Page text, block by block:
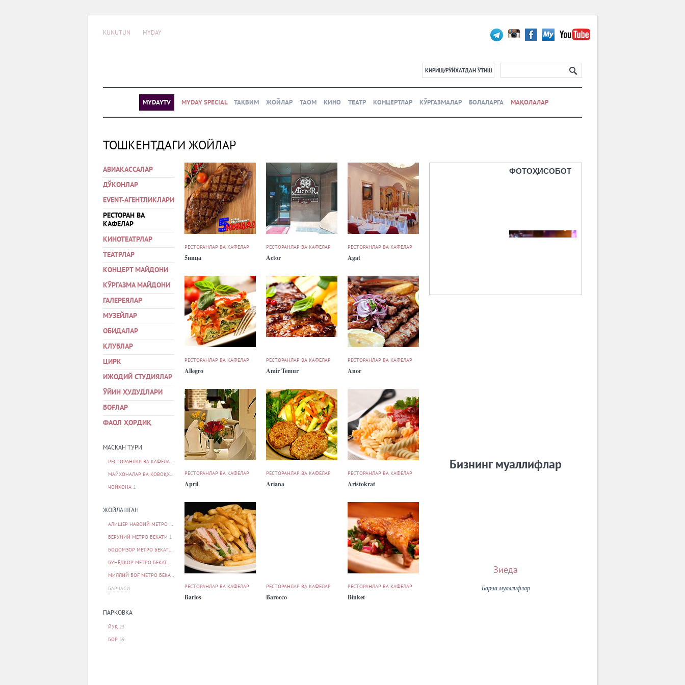
KUNUTUN MYDAY
КИРИШ/РЎЙХАТДАН ЎТИШ
MYDAYTV MYDAY SPECIAL ТАҚВИМ ЖОЙЛАР ТАОМ КИНО ТЕАТР КОНЦЕРТЛАР КЎРГАЗМАЛАР БОЛАЛАРГА МАҚОЛАЛАР
ТОШКЕНТДАГИ ЖОЙЛАР
АВИАКАССАЛАР
ДЎКОНЛАР
EVENT-АГЕНТЛИКЛАРИ
РЕСТОРАН ВА
КАФЕЛАР
КИНОТЕАТРЛАР
ТЕАТРЛАР
КОНЦЕРТ МАЙДОНИ
КЎРГАЗМА МАЙДОНИ
ГАЛЕРЕЯЛАР
МУЗЕЙЛАР
ОБИДАЛАР
КЛУБЛАР
ЦИРК
ИЖОДИЙ СТУДИЯЛАР
ЎЙИН ҲУДУДЛАРИ
БОҒЛАР
ФАОЛ ҲОРДИҚ
МАСКАН ТУРИ
РЕСТОРАНЛАР ВА КАФЕЛАР
МАЙХОНАЛАР ВА ҚОВОҚХОНАЛАР 1
ЧОЙХОНА 1
ЖОЙЛАШГАН
АЛИШЕР НАВОИЙ МЕТРО БЕКАТИ 1
БЕРУНИЙ МЕТРО БЕКАТИ 1
БОДОМЗОР МЕТРО БЕКАТИ
БУНЁДКОР МЕТРО БЕКАТИ
МИЛЛИЙ БОҒ МЕТРО БЕКАТИ
БАРЧАСИ
ПАРКОВКА
ЙУҚ 23
БОР 59
РЕСТОРАНЛАР ВА КАФЕЛАР
5ница
РЕСТОРАНЛАР ВА КАФЕЛАР
Actor
РЕСТОРАНЛАР ВА КАФЕЛАР
Agat
РЕСТОРАНЛАР ВА КАФЕЛАР
Allegro
РЕСТОРАНЛАР ВА КАФЕЛАР
Amir Temur
РЕСТОРАНЛАР ВА КАФЕЛАР
Anor
РЕСТОРАНЛАР ВА КАФЕЛАР
April
РЕСТОРАНЛАР ВА КАФЕЛАР
Ariana
РЕСТОРАНЛАР ВА КАФЕЛАР
Aristokrat
РЕСТОРАНЛАР ВА КАФЕЛАР
Barlos
РЕСТОРАНЛАР ВА КАФЕЛАР
Barocco
РЕСТОРАНЛАР ВА КАФЕЛАР
Binket
ФОТОҲИСОБОТ
Бизнинг муаллифлар
Зиёда
Барча муаллифлар